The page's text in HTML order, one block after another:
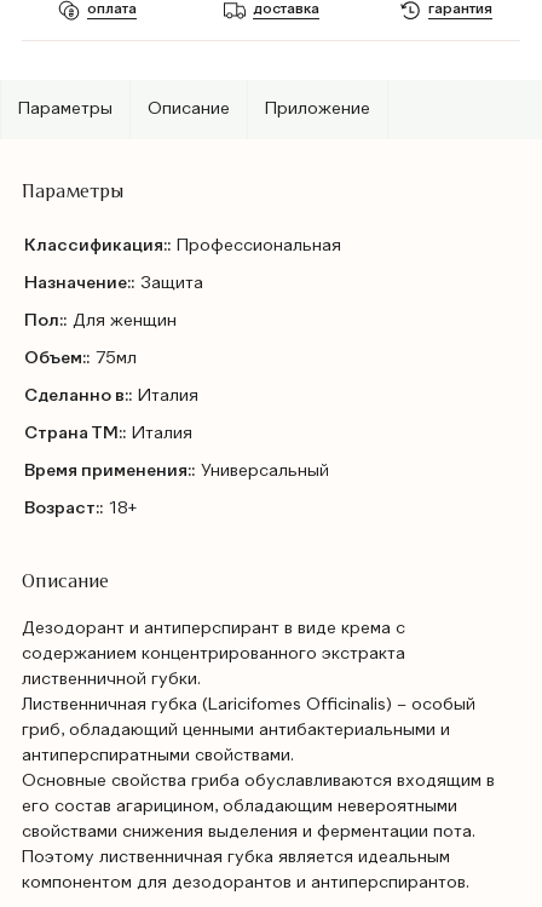
оплата доставка гарантия
Параметры Описание Приложение
Параметры
Классификация:: Профессиональная
Назначение:: Защита
Пол:: Для женщин
Объем:: 75мл
Сделанно в:: Италия
Страна ТМ:: Италия
Время применения:: Универсальный
Возраст:: 18+
Описание
Дезодорант и антиперспирант в виде крема с
содержанием концентрированного экстракта
лиственничной губки.
Лиственничная губка (Laricifomes Officinalis) – особый
гриб, обладающий ценными антибактериальными и
антиперспиратными свойствами.
Основные свойства гриба обуславливаются входящим в
его состав агарицином, обладающим невероятными
свойствами снижения выделения и ферментации пота.
Поэтому лиственничная губка является идеальным
компонентом для дезодорантов и антиперспирантов.